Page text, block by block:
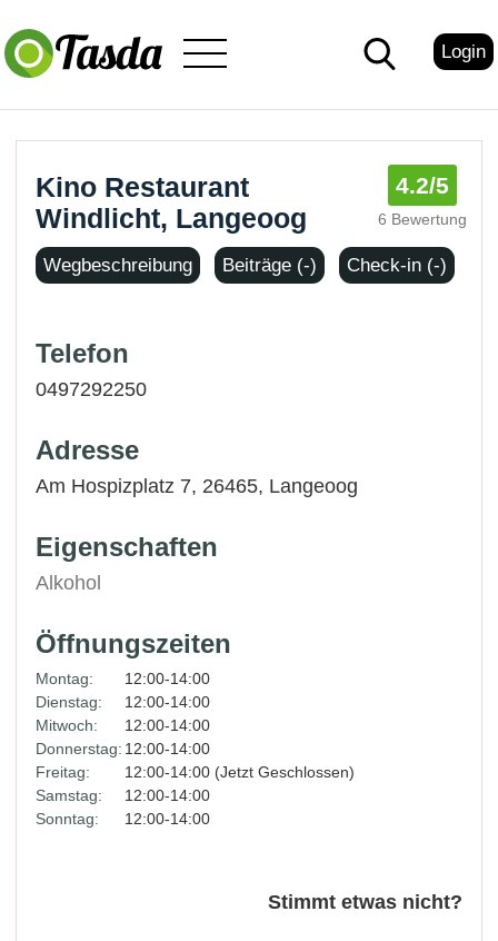
Login
Kino Restaurant
Windlicht, Langeoog
4.2/5
6 Bewertung
Wegbeschreibung Beiträge (-) Check-in (-)
Telefon
0497292250
Adresse
Am Hospizplatz 7, 26465, Langeoog
Eigenschaften
Alkohol
Öffnungszeiten
Montag:
12:00-14:00
Dienstag:
12:00-14:00
Mitwoch:
12:00-14:00
Donnerstag: 12:00-14:00
Freitag:
12:00-14:00 (Jetzt Geschlossen)
Samstag:
12:00-14:00
Sonntag:
12:00-14:00
Stimmt etwas nicht?